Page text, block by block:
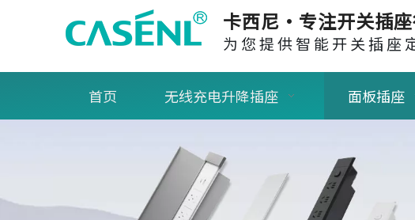
卡西尼·专注开关插
为您提供智能开关插座
首页 无线充电升降插座 面板插座